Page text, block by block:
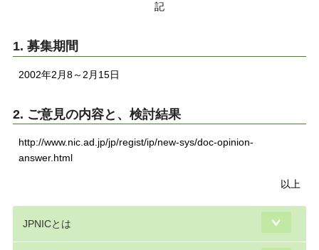
記
1. 募集期間
2002年2月8～2月15日
2. ご意見の内容と、検討結果
http://www.nic.ad.jp/jp/regist/ip/new-sys/doc-opinion-
answer.html
以上
JPNICとは